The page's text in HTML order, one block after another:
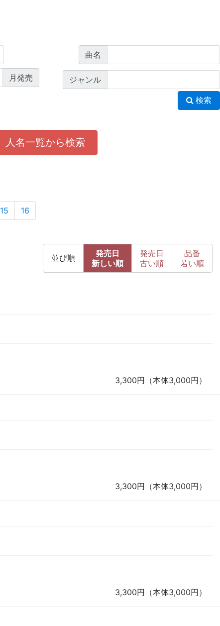
曲名
月発売 ジャンル
検索
人名一覧から検索
15 16
並び順
発売日
新しい順
発売日
古い順
品番
若い順
3,300円（本体3,000円）
3,300円（本体3,000円）
3,300円（本体3,000円）